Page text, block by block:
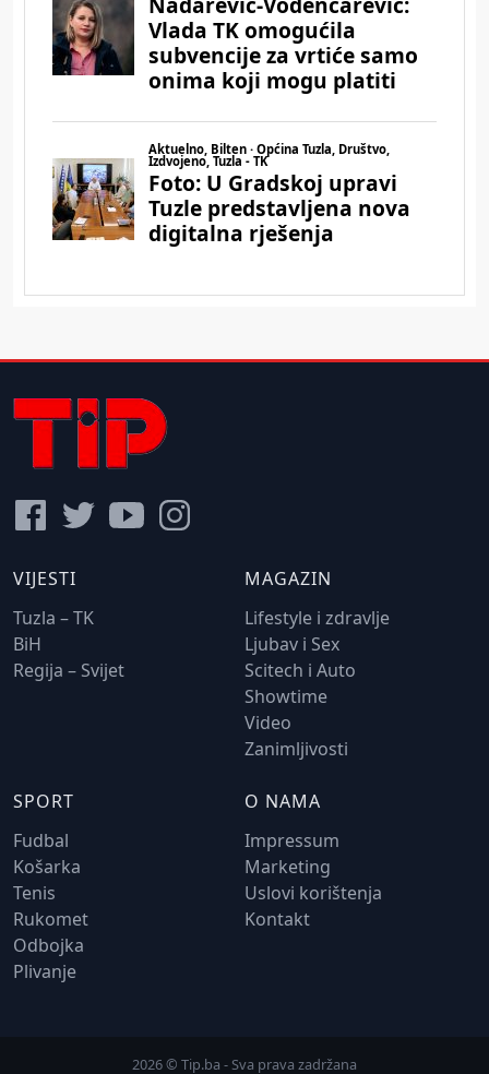
VIJESTI
Tuzla – TK
BiH
Regija – Svijet
MAGAZIN
Lifestyle i zdravlje
Ljubav i Sex
Scitech i Auto
Showtime
Video
Zanimljivosti
SPORT
Fudbal
Košarka
Tenis
Rukomet
Odbojka
Plivanje
O NAMA
Impressum
Marketing
Uslovi korištenja
Kontakt
2026 © Tip.ba - Sva prava zadržana